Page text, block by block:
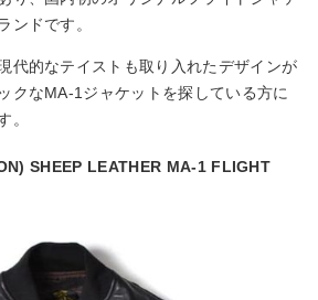
ンドです。
代的なテイストも取り入れたデザインが
クなMA-1ジャケットを探している方に
。
SHEEP LEATHER MA-1 FLIGHT